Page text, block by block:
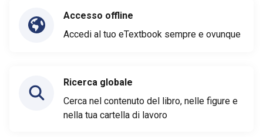
Accesso offline
Accedi al tuo eTextbook sempre e ovunque
Ricerca globale
Cerca nel contenuto del libro, nelle figure e
nella tua cartella di lavoro